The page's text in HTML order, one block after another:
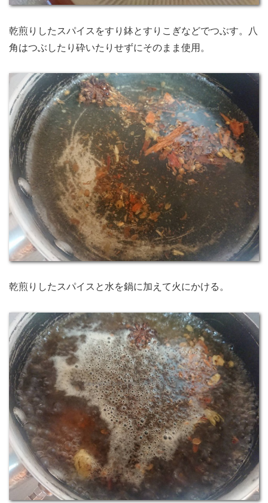
乾煎りしたスパイスをすり鉢とすりこぎなどでつぶす。八
角はつぶしたり砕いたりせずにそのまま使用。
乾煎りしたスパイスと水を鍋に加えて火にかける。